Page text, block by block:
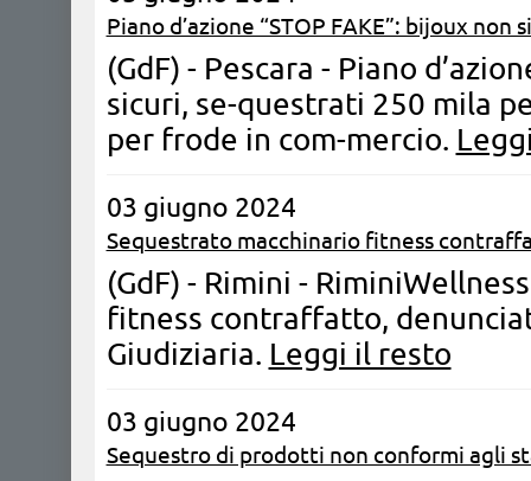
Piano d’azione “STOP FAKE”: bijoux non
(GdF) - Pescara - Piano
sicuri, se-questrati 250 mila
per frode in com-mercio.
03 giugno 2024
Sequestrato macchinario fitness
(GdF) - Rimini -
fitness contraffatto,
Giudiziaria. Leggi il resto
03 giugno 2024
Sequestro di prodotti non conformi agli